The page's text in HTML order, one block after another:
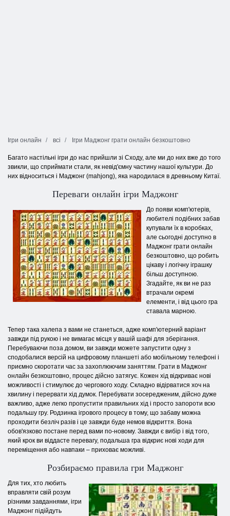
Ігри онлайн всі Ігри Маджонг грати онлайн безкоштовно
Багато настільні ігри до нас прийшли зі Сходу, але ми до них вже до того
звикли, що сприймати стали, як невід'ємну частину нашої культури. До
них відноситься і Маджонг (mahjong), яка народилася в древньому Китаї.
Переваги онлайн ігри Маджонг
До появи комп'ютерів,
любителі подібних забав
купували їх в коробках,
але сьогодні доступно в
Маджонг грати онлайн
безкоштовно, що робить
цікаву і логічну іграшку
більш доступною.
Згадайте, як ви не раз
втрачали окремі
елементи, і від цього гра
ставала марною.
Тепер така халепа з вами не станеться, адже комп'ютерний варіант
завжди під рукою і не вимагає місця у вашій шафі для зберігання.
Перебуваючи поза домом, ви завжди можете запустити одну з
сподобалися версій на цифровому планшеті або мобільному телефоні і
приємно скоротати час за захоплюючим заняттям. Грати в Маджонг
онлайн безкоштовно, процес дійсно затягує. Кожен хід відкриває нові
можливості і стимулює до чергового ходу. Складно відірватися хоч на
хвилину і перервати хід думок. Перебувати зосередженим, дійсно дуже
важливо, адже легко пропустити правильних хід і просто запороти всю
подальшу гру. Родзинка ігрового процесу в тому, що забаву можна
проходити безліч разів і це завжди буде немов відкриття. Вона
обов'язково постане перед вами по-новому. Завжди є вибір і від того,
який крок ви віддасте перевагу, подальша гра відкриє нові ходи для
переміщення або навпаки – приховає можливі.
Розбираємо правила гри Маджонг
Для тих, хто любить
вправляти свій розум
різними завданнями, ігри
Маджонг підійдуть